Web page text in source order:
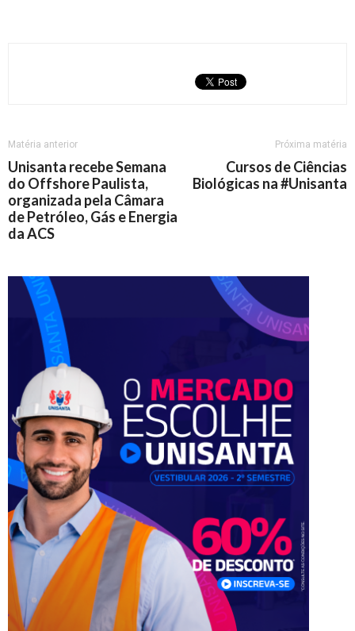
Matéria anterior
Unisanta recebe Semana
do Offshore Paulista,
organizada pela Câmara
de Petróleo, Gás e Energia
da ACS
Próxima matéria
Cursos de Ciências
Biológicas na #Unisanta